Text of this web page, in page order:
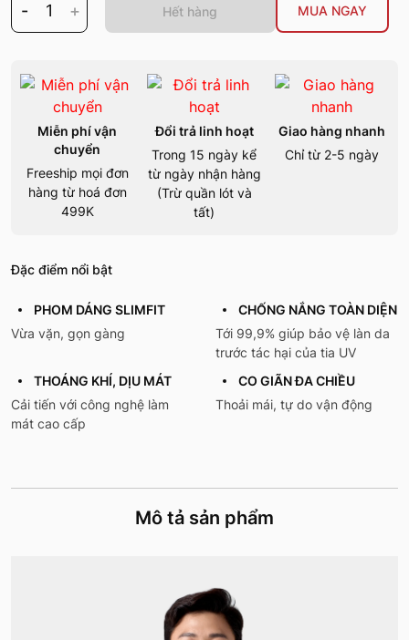
- 1 + Hết hàng MUA NGAY
Miễn phí vận
chuyển
Freeship mọi đơn
hàng từ hoá đơn
499K
Đổi trả linh hoạt
Trong 15 ngày kể
từ ngày nhận hàng
(Trừ quần lót và
tất)
Giao hàng nhanh
Chỉ từ 2-5 ngày
Đặc điểm nổi bật
PHOM DÁNG SLIMFIT
Vừa vặn, gọn gàng
CHỐNG NẮNG TOÀN DIỆN
Tới 99,9% giúp bảo vệ làn da
trước tác hại của tia UV
THOÁNG KHÍ, DỊU MÁT
Cải tiến với công nghệ làm
mát cao cấp
CO GIÃN ĐA CHIỀU
Thoải mái, tự do vận động
Mô tả sản phẩm